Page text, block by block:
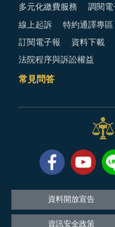
多元化繳費服務 調閱電
線上起訴 特約通譯專區
訂閱電子報 資料下載
法院程序與訴訟權益
常見問答
資料開放宣告
資訊安全政策